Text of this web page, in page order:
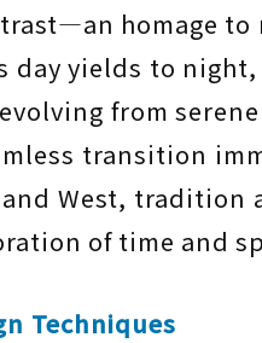
homage
day yields to
from
transition
and West,
of time and
Techniques